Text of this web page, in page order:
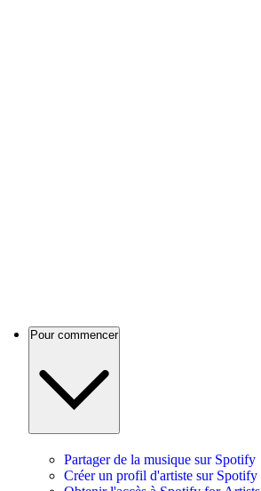
Pour commencer
Partager de la musique sur Spotify
Créer un profil d'artiste sur Spotify